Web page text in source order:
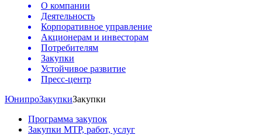
О компании
Деятельность
Корпоративное управление
Акционерам и инвесторам
Потребителям
Закупки
Устойчивое развитие
Пресс-центр
ЮнипроЗакупкиЗакупки
Программа закупок
Закупки МТР, работ, услуг